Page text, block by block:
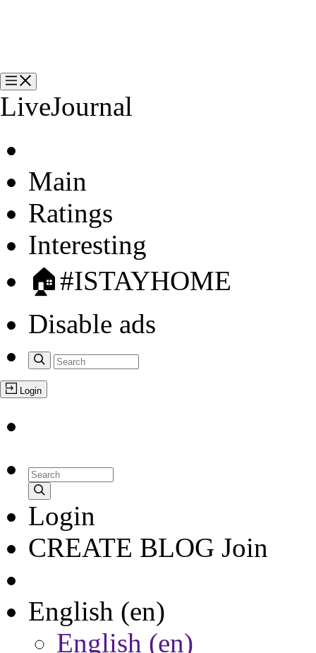
?
LiveJournal
Main
Ratings
Interesting
🏠#ISTAYHOME
Disable ads
Login
Login
CREATE BLOG Join
English (en)
English (en)